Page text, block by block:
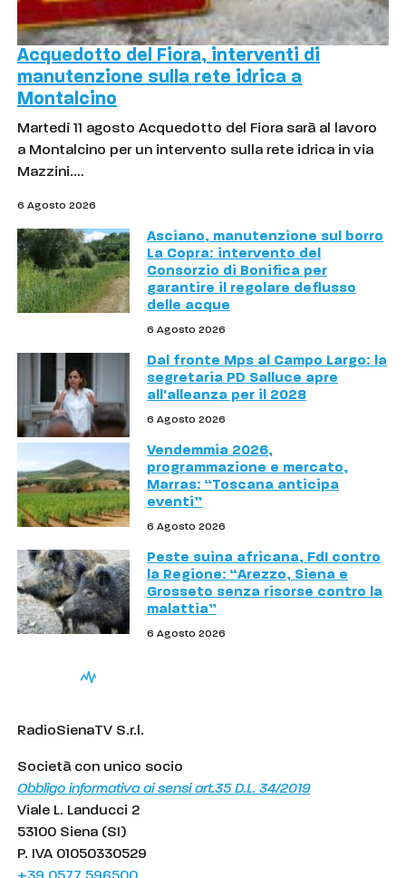
Acquedotto del Fiora, interventi di
manutenzione sulla rete idrica a
Montalcino
Martedì 11 agosto Acquedotto del Fiora sarà al lavoro
a Montalcino per un intervento sulla rete idrica in via
Mazzini.…
6 Agosto 2026
Asciano, manutenzione sul borro
La Copra: intervento del
Consorzio di Bonifica per
garantire il regolare deflusso
delle acque
6 Agosto 2026
Dal fronte Mps al Campo Largo: la
segretaria PD Salluce apre
all'alleanza per il 2028
6 Agosto 2026
Vendemmia 2026,
programmazione e mercato,
Marras: “Toscana anticipa
eventi”
6 Agosto 2026
Peste suina africana, FdI contro
la Regione: “Arezzo, Siena e
Grosseto senza risorse contro la
malattia”
6 Agosto 2026
RadioSienaTV S.r.l.
Società con unico socio
Obbligo informativa ai sensi art.35 D.L. 34/2019
Viale L. Landucci 2
53100 Siena (SI)
P. IVA 01050330529